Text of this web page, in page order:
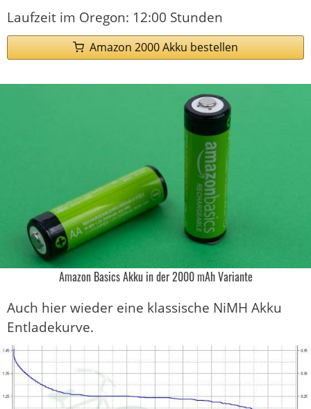
Laufzeit im Oregon: 12:00 Stunden
Amazon 2000 Akku bestellen
Amazon Basics Akku in der 2000 mAh Variante
Auch hier wieder eine klassische NiMH Akku
Entladekurve.